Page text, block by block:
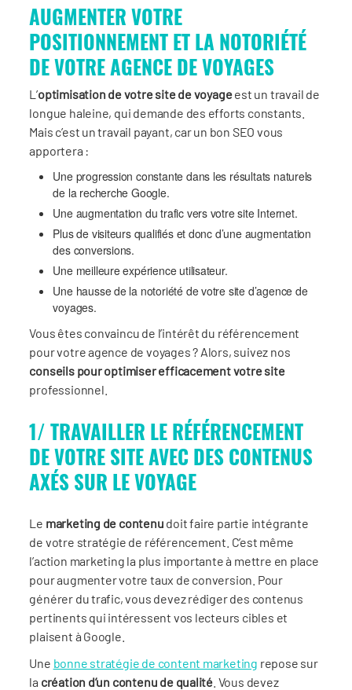
AUGMENTER VOTRE
POSITIONNEMENT ET LA NOTORIÉTÉ
DE VOTRE AGENCE DE VOYAGES
L’optimisation de votre site de voyageest un travail de
longue haleine, qui demande des efforts constants.
Mais c’est un travail payant, car un bon SEO vous
apportera :
Une progression constante dans les résultats naturels
de la recherche Google.
Une augmentation du trafic vers votre site Internet.
Plus de visiteurs qualifiés et donc d’une augmentation
des conversions.
Une meilleure expérience utilisateur.
Une hausse de la notoriété de votre site d’agence de
voyages.
Vous êtes convaincu de l’intérêt du référencement
pour votre agence de voyages ? Alors, suivez nos
conseils pour optimiser efficacement votre site
professionnel.
1/ TRAVAILLER LE RÉFÉRENCEMENT
DE VOTRE SITE AVEC DES CONTENUS
AXÉS SUR LE VOYAGE
Le marketing de contenu doit faire partie intégrante
de votre stratégie de référencement. C’est même
l’action marketing la plus importante à mettre en place
pour augmenter votre taux de conversion. Pour
générer du trafic, vous devez rédiger des contenus
pertinents qui intéressent vos lecteurs cibles et
plaisent à Google.
Une bonne stratégie de content marketing repose sur
la création d’un contenu de qualité . Vous devez